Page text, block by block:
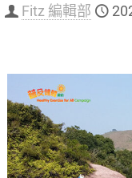
Fitz 編輯部